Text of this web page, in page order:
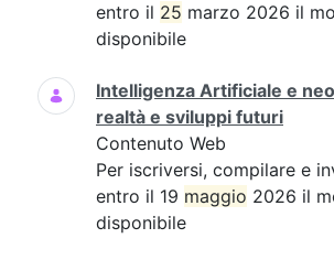
entro il 25 marzo 2026 il
disponibile
Intelligenza Artificiale e
realtà e sviluppi futuri
Contenuto Web
Per iscriversi, compilare e
entro il 19 maggio 2026 il
disponibile